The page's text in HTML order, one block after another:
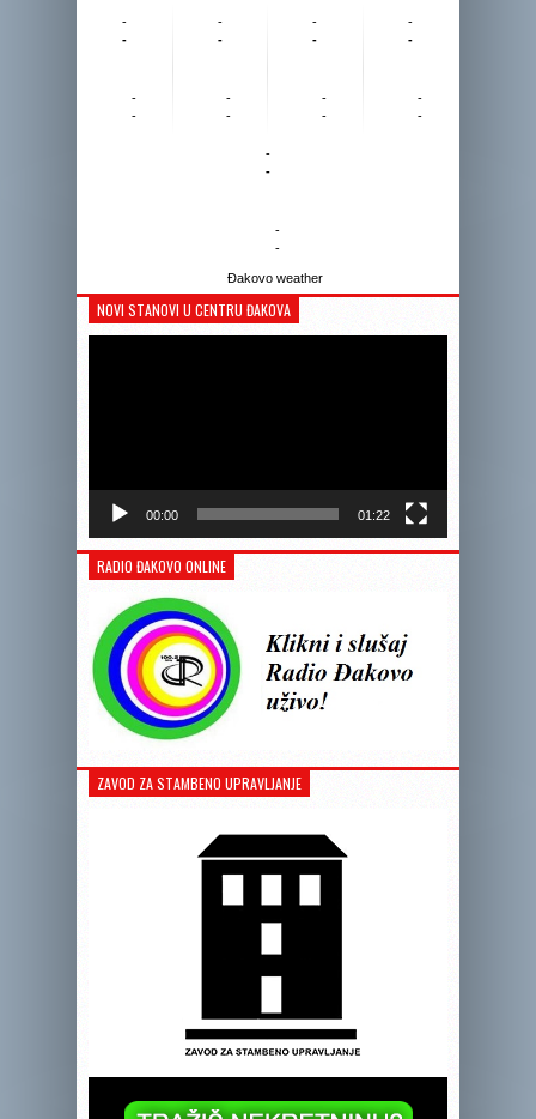
-
-
-
-
-
-
-
-
-
-
-
-
-
-
-
-
-
-
-
-
Đakovo weather
NOVI STANOVI U CENTRU ĐAKOVA
00:00 01:22
RADIO ĐAKOVO ONLINE
ZAVOD ZA STAMBENO UPRAVLJANJE